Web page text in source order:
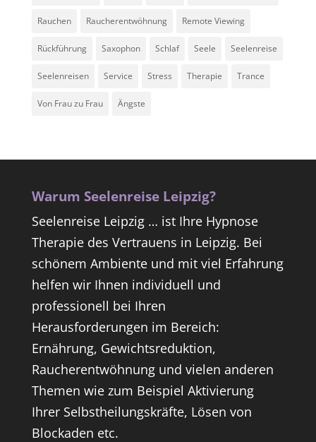
Rauchen Raucherentwöhnung Remote Viewing
Rückführung Saxophon Schlaf Seele Seelenreise
Seelenreisen Service Stress Therapie Trance
Von Frau zu Frau Ängste
Warum Seelenreise Leipzig?
Seelenreise Leipzig … ist Ihre Hypnose
Therapie des Vertrauens in Leipzig. Bei
schönem Ambiente und mit viel Erfahrung
helfen wir Ihnen individuell und
professionell bei Ihren
Herausforderungen im Bereich:
Ernährung, Gewichtsreduktion,
Raucherentwöhnung und vielen anderen
Themen wie zum Beispiel Aktivierung
Ihrer Selbstheilungskräfte, Lösen von
Blockaden etc.